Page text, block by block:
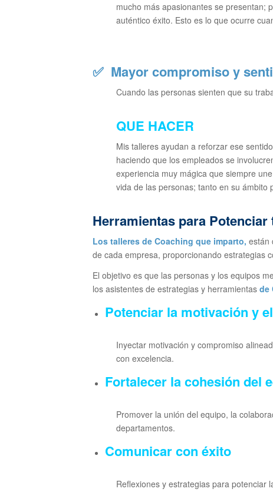
mucho más apasionantes se presentan;
auténtico éxito. Esto es lo que ocurre
✅ Mayor compromiso y
Cuando las personas sienten que su
QUE HACER
Mis talleres ayudan a reforzar ese
haciendo que los empleados se
experiencia muy mágica que siempre
vida de las personas; tanto en su ámbito
Herramientas para Potenciar
Los talleres de Coaching que imparto, están
de cada empresa, proporcionando estrategias
El objetivo es que las personas y los equipos
los asistentes de estrategias y herramientas de
Potenciar la motivación y
Inyectar motivación y compromiso
con excelencia.
Fortalecer la cohesión del
Promover la unión del equipo, la
departamentos.
Comunicar con éxito
Reflexiones y estrategias para potenciar